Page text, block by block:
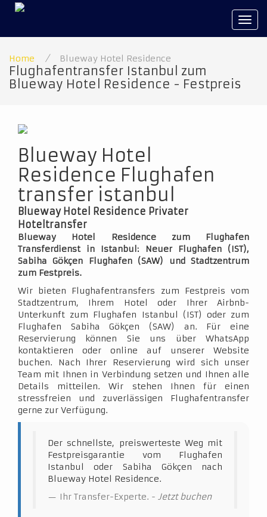
Home / Blueway Hotel Residence
Flughafentransfer Istanbul zum
Blueway Hotel Residence - Festpreis
Blueway Hotel
Residence Flughafen
transfer istanbul
Blueway Hotel Residence Privater
Hoteltransfer
Blueway Hotel Residence zum Flughafen
Transferdienst in Istanbul: Neuer Flughafen (IST),
Sabiha Gökçen Flughafen (SAW) und Stadtzentrum
zum Festpreis.
Wir bieten Flughafentransfers zum Festpreis vom
Stadtzentrum, Ihrem Hotel oder Ihrer Airbnb-
Unterkunft zum Flughafen Istanbul (IST) oder zum
Flughafen Sabiha Gökçen (SAW) an. Für eine
Reservierung können Sie uns über WhatsApp
kontaktieren oder online auf unserer Website
buchen. Nach Ihrer Reservierung wird sich unser
Team mit Ihnen in Verbindung setzen und Ihnen alle
Details mitteilen. Wir stehen Ihnen für einen
stressfreien und zuverlässigen Flughafentransfer
gerne zur Verfügung.
Der schnellste, preiswerteste Weg mit
Festpreisgarantie vom Flughafen
Istanbul oder Sabiha Gökçen nach
Blueway Hotel Residence.
Ihr Transfer-Experte. - Jetzt buchen